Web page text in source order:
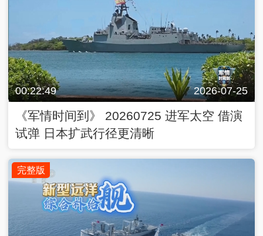
00:22:49 2026-07-25
《军情时间到》 20260725 进军太空 借演
试弹 日本扩武行径更清晰
完整版